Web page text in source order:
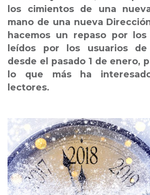
los cimientos de una
mano de una nueva
hacemos un repaso por
leídos por los usuarios
desde el pasado 1 de enero,
lo que más ha
lectores.